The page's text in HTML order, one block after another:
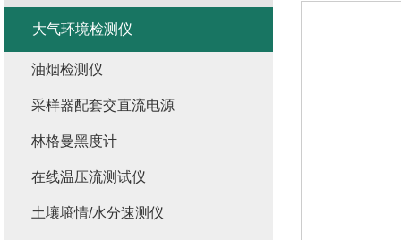
大气环境检测仪
油烟检测仪
采样器配套交直流电源
林格曼黑度计
在线温压流测试仪
土壤墒情/水分速测仪